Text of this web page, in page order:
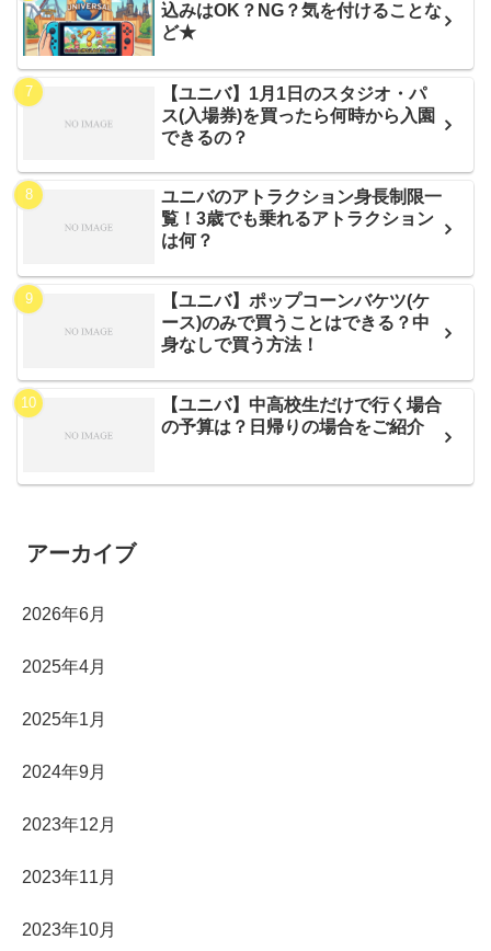
込みはOK？NG？気を付けることな
ど★
【ユニバ】1月1日のスタジオ・パ
ス(入場券)を買ったら何時から入園
できるの？
ユニバのアトラクション身長制限一
覧！3歳でも乗れるアトラクション
は何？
【ユニバ】ポップコーンバケツ(ケ
ース)のみで買うことはできる？中
身なしで買う方法！
【ユニバ】中高校生だけで行く場合
の予算は？日帰りの場合をご紹介
アーカイブ
2026年6月
2025年4月
2025年1月
2024年9月
2023年12月
2023年11月
2023年10月